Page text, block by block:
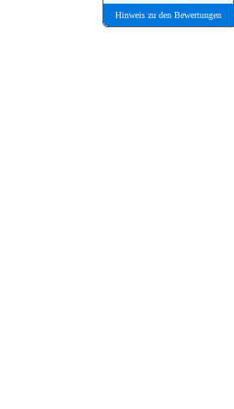
Hinweis zu den Bewertungen